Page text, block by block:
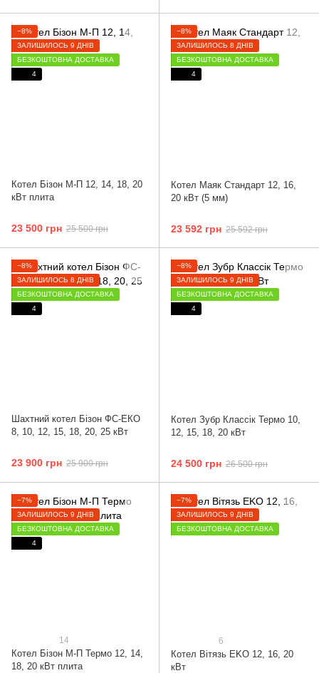
−8%
ЗАЛИШИЛОСЬ 9 ДНІВ
БЕЗКОШТОВНА ДОСТАВКА
4
Котел Бізон М-П 12, 14, 18, 20
кВт плита
23 500 грн 25 500 грн
−8%
ЗАЛИШИЛОСЬ 8 ДНІВ
БЕЗКОШТОВНА ДОСТАВКА
4
Котел Маяк Стандарт 12, 16,
20 кВт (5 мм)
23 592 грн 25 592 грн
−8%
ЗАЛИШИЛОСЬ 8 ДНІВ
БЕЗКОШТОВНА ДОСТАВКА
4
Шахтний котел Бізон ФС-ЕКО
8, 10, 12, 15, 18, 20, 25 кВт
23 900 грн 25 900 грн
−8%
ЗАЛИШИЛОСЬ 9 ДНІВ
БЕЗКОШТОВНА ДОСТАВКА
4
Котел Зубр Классік Термо 10,
12, 15, 18, 20 кВт
24 500 грн 26 500 грн
−7%
ЗАЛИШИЛОСЬ 9 ДНІВ
БЕЗКОШТОВНА ДОСТАВКА
4
14
Котел Бізон М-П Термо 12, 14,
18, 20 кВт плита
−7%
ЗАЛИШИЛОСЬ 9 ДНІВ
БЕЗКОШТОВНА ДОСТАВКА
6
Котел Вітязь ЕKO 12, 16, 20
кВт